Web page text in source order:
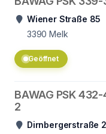
Wiener Straße 85
3390 Melk
Geöffnet
BAWAG PSK
2
Dirnbergerstraße 2